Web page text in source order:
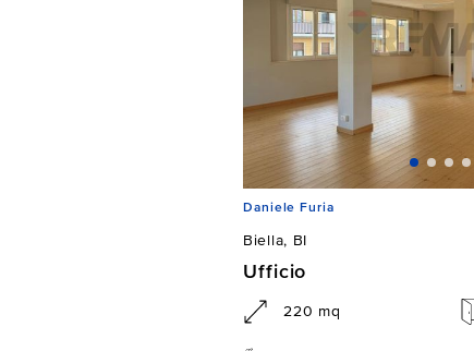
Daniele Furia
Biella, BI
Ufficio
220 mq